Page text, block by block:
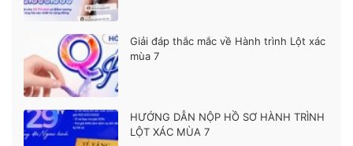
Giải đáp thắc mắc về Hành trình Lột xác
mùa 7
HƯỚNG DẪN NỘP HỒ SƠ HÀNH TRÌNH
LỘT XÁC MÙA 7